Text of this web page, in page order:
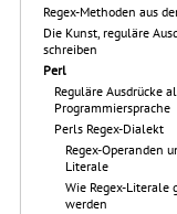
Regex-Methoden aus
Die Kunst, reguläre
schreiben
Perl
Reguläre Ausdrücke
Programmiersprache
Perls Regex-Dialekt
Regex-Operanden
Literale
Wie Regex-Literale
werden